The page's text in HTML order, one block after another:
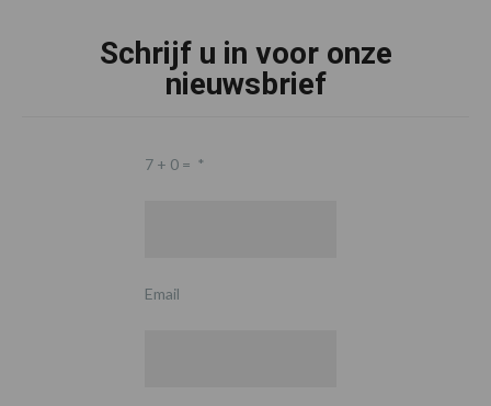
Schrijf u in voor onze
nieuwsbrief
7 + 0 = *
Email